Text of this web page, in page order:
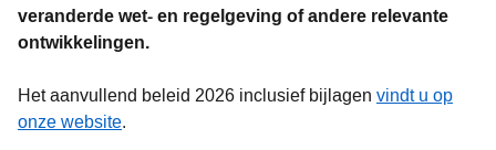
veranderde wet- en regelgeving of andere relevante
ontwikkelingen.
Het aanvullend beleid 2026 inclusief bijlagen vindt u op
onze website.